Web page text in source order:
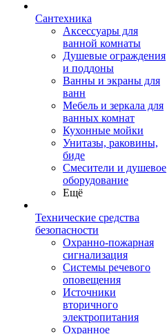
Сантехника
Аксессуары для
ванной комнаты
Душевые ограждения
и поддоны
Ванны и экраны для
ванн
Мебель и зеркала для
ванных комнат
Кухонные мойки
Унитазы, раковины,
биде
Смесители и душевое
оборудование
Ещё
Технические средства
безопасности
Охранно-пожарная
сигнализация
Системы речевого
оповещения
Источники
вторичного
электропитания
Охранное